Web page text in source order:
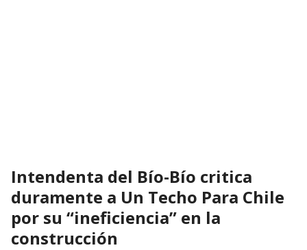
Intendenta del Bío-Bío critica
duramente a Un Techo Para Chile
por su “ineficiencia” en la
construcción